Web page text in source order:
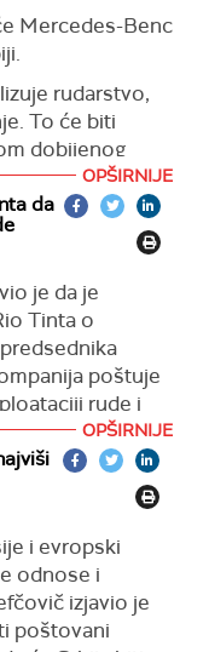
Mercedes-Benc
rudarstvo,
To će biti
dobijenog
baterija",
OPŠIRNIJE
da
je da je
Tinta o
poštuje
rude i
da će tako i
ako se orijentiše
o zaštiti klime,
toga sam
Rio Tinta",
novinara
OPŠIRNIJE
i evropski
odnose i
izjavio je
poštovani